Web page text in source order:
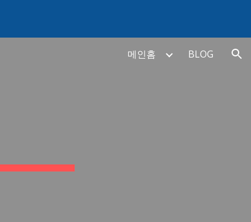
메인홈 BLOG